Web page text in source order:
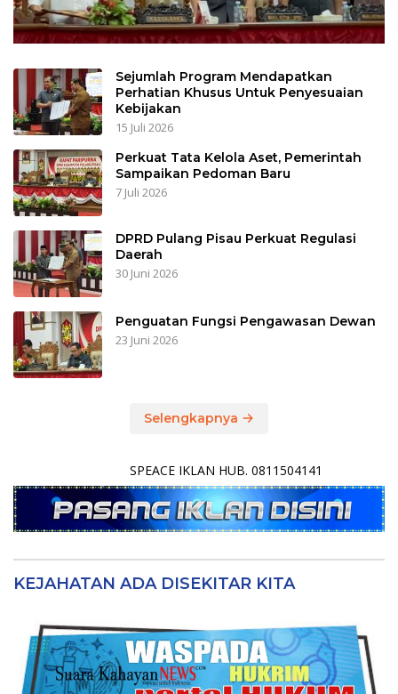
Sejumlah Program Mendapatkan
Perhatian Khusus Untuk Penyesuaian
Kebijakan
15 Juli 2026
Perkuat Tata Kelola Aset, Pemerintah
Sampaikan Pedoman Baru
7 Juli 2026
DPRD Pulang Pisau Perkuat Regulasi
Daerah
30 Juni 2026
Penguatan Fungsi Pengawasan Dewan
23 Juni 2026
Selengkapnya
SPEACE IKLAN HUB. 0811504141
KEJAHATAN ADA DISEKITAR KITA